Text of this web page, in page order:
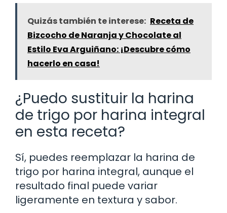
Quizás también te interese: Receta de
Bizcocho de Naranja y Chocolate al
Estilo Eva Arguiñano: ¡Descubre cómo
hacerlo en casa!
¿Puedo sustituir la harina
de trigo por harina integral
en esta receta?
Sí, puedes reemplazar la harina de
trigo por harina integral, aunque el
resultado final puede variar
ligeramente en textura y sabor.